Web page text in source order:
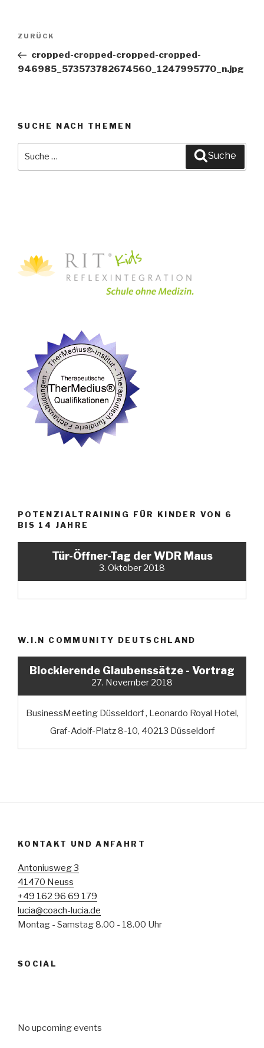
Beitragsnavigation
Vorheriger
Beitrag
ZURÜCK
cropped-cropped-cropped-cropped-
946985_573573782674560_1247995770_n.jpg
SUCHE NACH THEMEN
Suche
POTENZIALTRAINING FÜR KINDER VON 6
BIS 14 JAHRE
Tür-Öffner-Tag der WDR Maus
3. Oktober 2018
W.I.N COMMUNITY DEUTSCHLAND
Blockierende Glaubenssätze - Vortrag
27. November 2018
BusinessMeeting Düsseldorf , Leonardo Royal Hotel,
Graf-Adolf-Platz 8-10, 40213 Düsseldorf
KONTAKT UND ANFAHRT
Antoniusweg 3
41470 Neuss
+49 162 96 69 179
lucia@coach-lucia.de
Montag - Samstag 8.00 - 18.00 Uhr
SOCIAL
No upcoming events